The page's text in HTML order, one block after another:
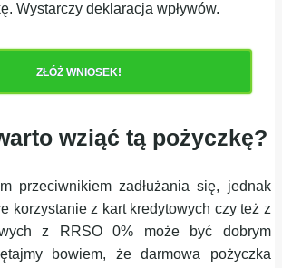
Wystarczy deklaracja wpływów.
ZŁÓŻ WNIOSEK!
wziąć tą pożyczkę?
przeciwnikiem zadłużania się, jednak
korzystanie z kart kredytowych czy też z
z RRSO 0% może być dobrym
bowiem, że darmowa pożyczka